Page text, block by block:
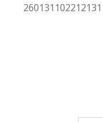
260131102212131